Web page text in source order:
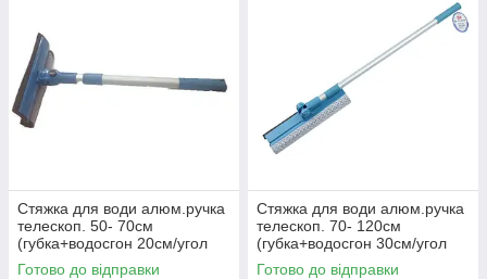
Стяжка для води алюм.ручка
телескоп. 50- 70см
(губка+водосгон 20см/угол
наклона) BP-30 BI-Plast
Готово до відправки
Стяжка для води алюм.ручка
телескоп. 70- 120см
(губка+водосгон 30см/угол
наклона) BP-50 BI-Plast
Готово до відправки